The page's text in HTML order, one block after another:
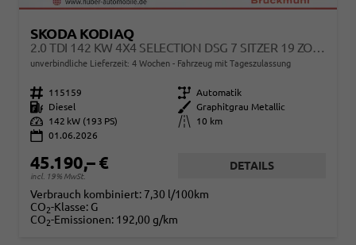
SKODA KODIAQ
2.0 TDI 142 KW 4X4 SELECTION DSG 7 SITZER 19 ZOLL AHK EL. HK
unverbindliche Lieferzeit: 4 Wochen Fahrzeug mit Tageszulassung
Fahrzeugnr. 115159 Getriebe Automatik
Kraftstoff
Diesel Außenfarbe
Graphitgrau Metallic
Leistung
142 kW (193 PS) Kilometerstand
10 km
01.06.2026
45.190,– €
incl. 19% MwSt.
DETAILS
Verbrauch kombiniert: 7,30 l/100km
CO2-Klasse: G
CO2-Emissionen: 192,00 g/km